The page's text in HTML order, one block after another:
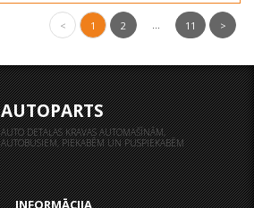
< 1 2 ... 11 >
AUTOPARTS
AUTO DETAĻAS KRAVAS AUTOMAŠĪNĀM,
AUTOBUSIEM, PIEKABĒM UN PUSPIEKABĒM
INFORMĀCIJA